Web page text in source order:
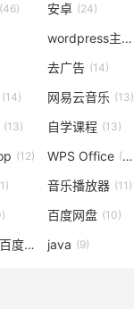
(46) 安卓 (24)
wordpress主题
去广告 (14)
(14) 网易云音乐 (13)
(13) 自学课程 (13)
(12) WPS Office (12)
音乐播放器 (11)
百度网盘 (10)
樊登读书百度云 (10)
java (9)